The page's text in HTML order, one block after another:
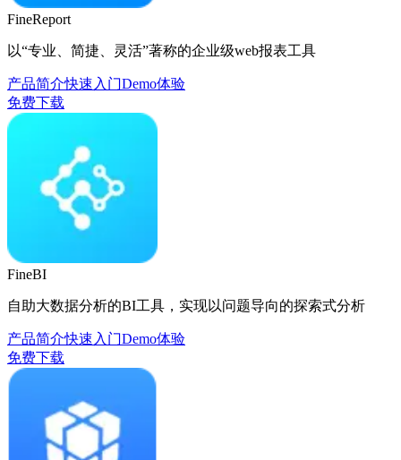
FineReport
以“专业、简捷、灵活”著称的企业级web报表工具
产品简介快速入门Demo体验
免费下载
FineBI
自助大数据分析的BI工具，实现以问题导向的探索式分析
产品简介快速入门Demo体验
免费下载